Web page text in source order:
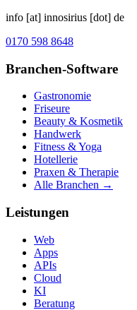
info [at] innosirius [dot] de
0170 598 8648
Branchen-Software
Gastronomie
Friseure
Beauty & Kosmetik
Handwerk
Fitness & Yoga
Hotellerie
Praxen & Therapie
Alle Branchen →
Leistungen
Web
Apps
APIs
Cloud
KI
Beratung